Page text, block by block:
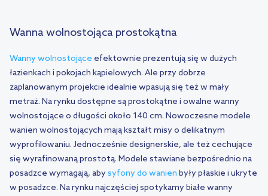
Wanna wolnostojąca prostokątna
Wanny wolnostojące efektownie prezentują się w dużych
łazienkach i pokojach kąpielowych. Ale przy dobrze
zaplanowanym projekcie idealnie wpasują się też w mały
metraż. Na rynku dostępne są prostokątne i owalne wanny
wolnostojące o długości około 140 cm. Nowoczesne modele
wanien wolnostojących mają kształt misy o delikatnym
wyprofilowaniu. Jednocześnie designerskie, ale też cechujące
się wyrafinowaną prostotą. Modele stawiane bezpośrednio na
posadzce wymagają, abysyfony do wanien były płaskie i ukryte
w posadzce. Na rynku najczęściej spotykamy białe wanny